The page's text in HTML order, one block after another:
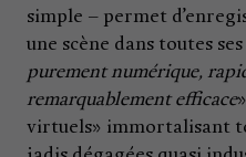
simple – permet
une scène dans toutes
purement numérique,
remarquablement efficace
virtuels» immortalisant